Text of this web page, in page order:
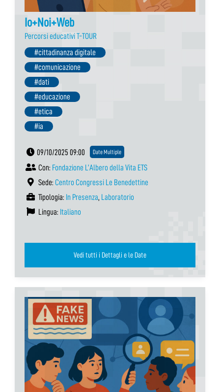
Io+Noi+Web
Percorsi educativi T-TOUR
#cittadinanza digitale
#comunicazione
#dati
#educazione
#etica
#ia
09/10/2025 09:00 Date Multiple
Con: Fondazione L’Albero della Vita ETS
Sede: Centro Congressi Le Benedettine
Tipologia: In Presenza, Laboratorio
Lingua: Italiano
Vedi tutti i Dettagli e le Date